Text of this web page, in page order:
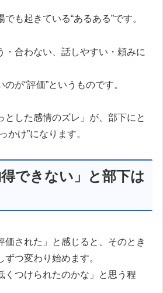
も起きている“あるある”です。
・合わない、話しやすい・頼みに
が“評価”というものです。
とした感情のズレ」が、部下にと
かけ”になります。
できない」と部下は
価された」と感じると、そのとき
つ変わり始めます。
くつけられたのかな」と思う程